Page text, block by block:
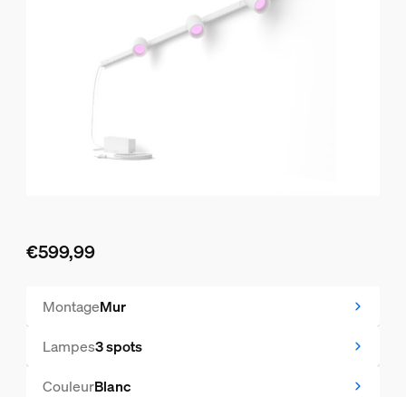
€599,99
MontageMur
Lampes3 spots
CouleurBlanc